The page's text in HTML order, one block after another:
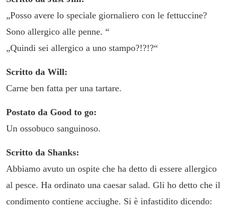
„Posso avere lo speciale giornaliero con le fettuccine?
Sono allergico alle penne. “
„Quindi sei allergico a uno stampo?!?!?“
Scritto da Will:
Carne ben fatta per una tartare.
Postato da Good to go:
Un ossobuco sanguinoso.
Scritto da Shanks:
Abbiamo avuto un ospite che ha detto di essere allergico
al pesce. Ha ordinato una caesar salad. Gli ho detto che il
condimento contiene acciughe. Si è infastidito dicendo: